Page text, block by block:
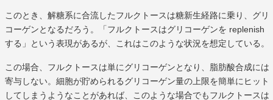
このとき、解糖系に合流したフルクトースは糖新生経路に乗り、グリ
コーゲンとなるだろう。「フルクトースはグリコーゲンを replenish
する」という表現があるが、これはこのような状況を想定している。
この場合、フルクトースは単にグリコーゲンとなり、脂肪酸合成には
寄与しない。細胞が貯められるグリコーゲン量の上限を簡単にヒット
してしまうようなことがあれば、このような場合でもフルクトースは